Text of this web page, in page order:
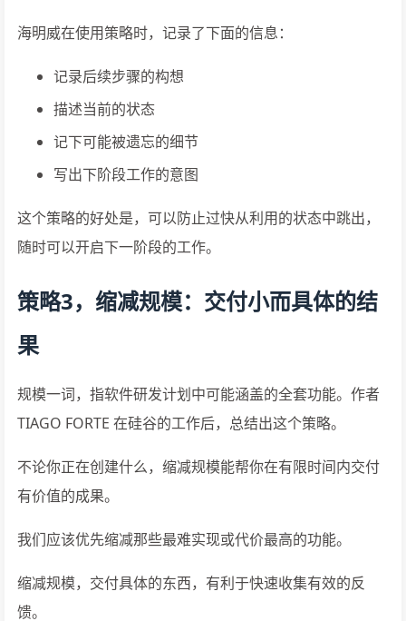
海明威在使用策略时，记录了下面的信息：
记录后续步骤的构想
描述当前的状态
记下可能被遗忘的细节
写出下阶段工作的意图
这个策略的好处是，可以防止过快从利用的状态中跳出，
随时可以开启下一阶段的工作。
策略3，缩减规模：交付小而具体的结
果
规模一词，指软件研发计划中可能涵盖的全套功能。作者
TIAGO FORTE 在硅谷的工作后，总结出这个策略。
不论你正在创建什么，缩减规模能帮你在有限时间内交付
有价值的成果。
我们应该优先缩减那些最难实现或代价最高的功能。
缩减规模，交付具体的东西，有利于快速收集有效的反
馈。